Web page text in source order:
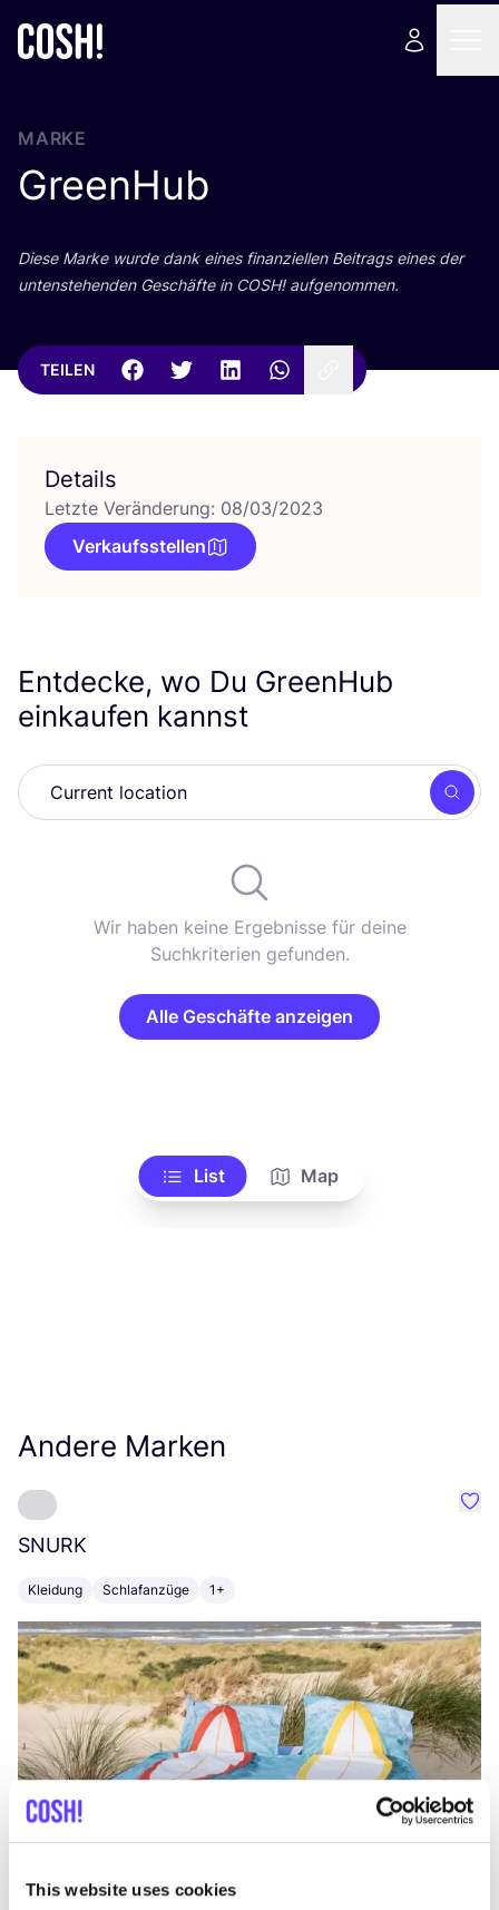
This website uses cookies
MARKE
GreenHub
Die­se Mar­ke wur­de dank eines finan­zi­el­len Bei­trags eines der
unten­ste­hen­den Geschäf­te in COSH! aufgenommen.
TEILEN
Details
Letzte Veränderung: 08/03/2023
Verkaufsstellen
Entdecke, wo Du GreenHub
einkaufen kannst
Wir haben keine Ergebnisse für deine
Suchkriterien gefunden.
Alle Geschäfte anzeigen
List Map
Andere Marken
SNURK
Kleidung Schlafanzüge 1+